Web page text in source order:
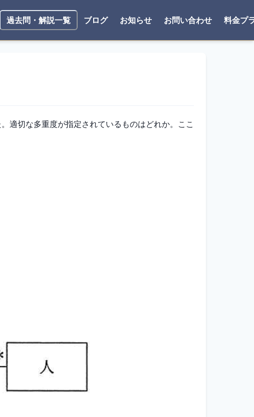
過去問・解説一覧 ブログ お知らせ お問い合わせ 料金プ
適切な多重度が指定されているものはどれか。ここ